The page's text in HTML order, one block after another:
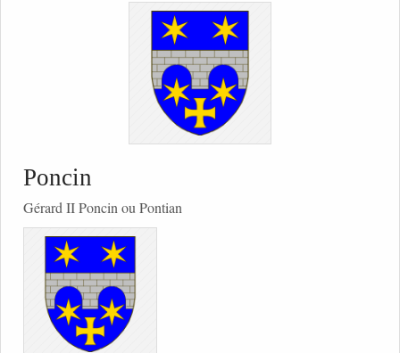
Poncin
Gérard II Poncin ou Pontian